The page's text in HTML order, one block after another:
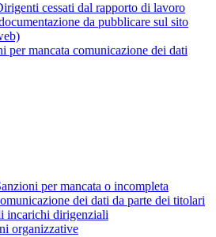
cessati dal rapporto di lavoro
da pubblicare sul sito
per mancata comunicazione dei dati
per mancata o incompleta
dei dati da parte dei titolari
incarichi dirigenziali
organizzative